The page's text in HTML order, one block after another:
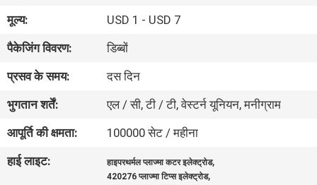
कारखाना
भ्रमण
गुणवत्ता
नियंत्रण
एक
मूल्य:
USD 1 - USD 7
पैकेजिंग विवरण:
डिब्बों
प्रसव के समय:
दस दिन
भुगतान शर्तें:
एल / सी, टी / टी, वेस्टर्न यूनियन, मनीग्राम
आपूर्ति की क्षमता:
100000 सेट / महीना
हाई लाइट:
हाइपरथर्मल प्लाज्मा कटर इलेक्ट्रोड,
420276 प्लाज्मा टिप्स इलेक्ट्रोड,